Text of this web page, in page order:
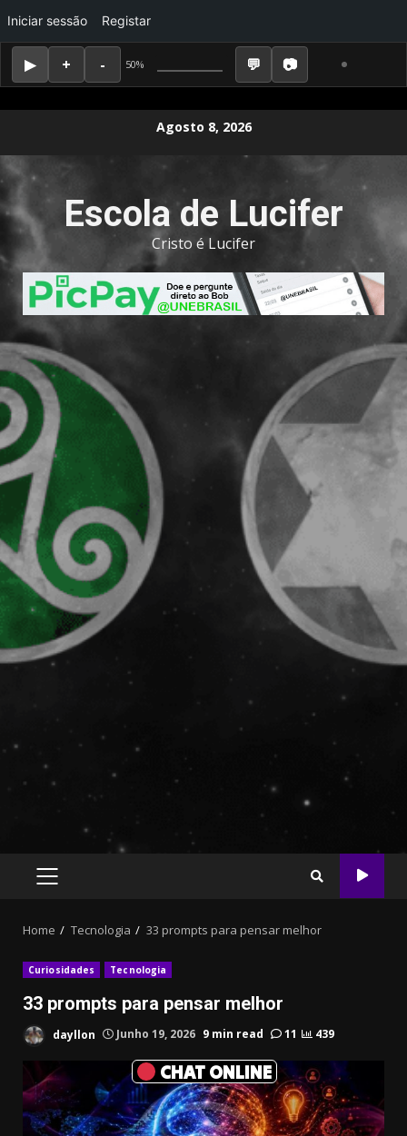
50%
Iniciar sessão Registar
Agosto 8, 2026
Escola de Lucifer
Cristo é Lucifer
CHAT ONLINE
PRIMARY
Home Tecnologia 33 prompts para pensar melhor
Curiosidades Tecnologia
33 prompts para pensar melhor
dayllon Junho 19, 2026 9 min read 11 439